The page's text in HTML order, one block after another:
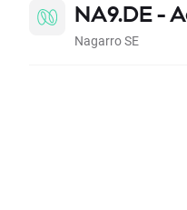
NA9.DE -
Nagarro SE